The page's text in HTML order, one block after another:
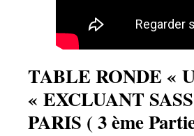
TABLE RONDE «
« EXCLUANT
PARIS ( 3 ème